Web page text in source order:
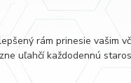
rám prinesie vašim
uľahčí každodennú